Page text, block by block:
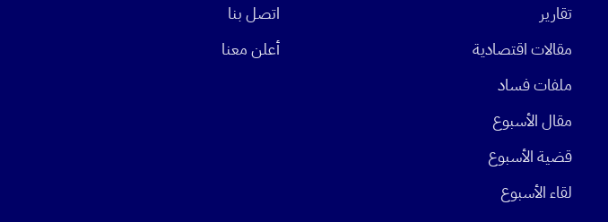
تقارير
مقالات اقتصادية
ملفات فساد
مقال الأسبوع
قضية الأسبوع
لقاء الأسبوع
اتصل بنا
أعلن معنا